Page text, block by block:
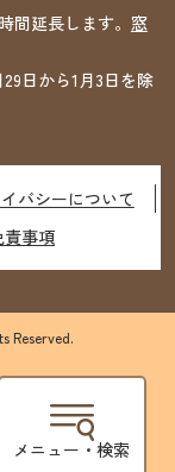
メニュー・検索
間延長します。 窓
日から1月3日を除
バシーについて
責事項
Reserved.